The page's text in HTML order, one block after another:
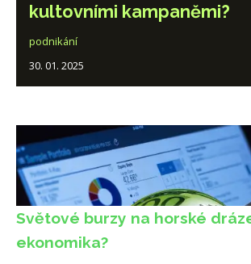
kultovními kampaněmi?
podnikání
30. 01. 2025
Světové burzy na horské
ekonomika?